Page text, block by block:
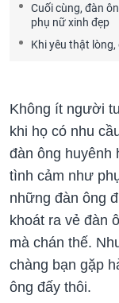
Cuối cùng, đàn
phụ nữ xinh đẹp
Khi yêu thật
Không ít người
khi họ có nhu
đàn ông huyênh
tình cảm như
những đàn ông
khoát ra vẻ đàn
mà chán thế.
chàng bạn gặp
ông đấy thôi.